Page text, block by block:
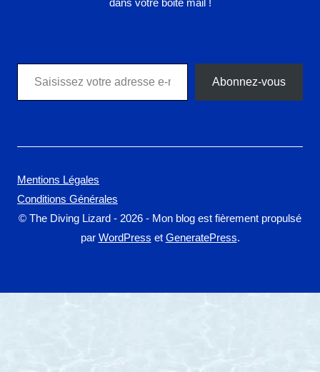
dans votre boite mail !
Saisissez votre adresse e-mail…
Abonnez-vous
© The Diving Lizard - 2026 - Mon blog est fièrement propulsé
par WordPress et GeneratePress.
Mentions Légales
Conditions Générales